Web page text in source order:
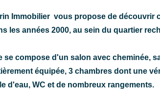
Immobilier vous propose de découvrir
les années 2000, au sein du quartier
se compose d'un salon avec cheminée,
équipée, 3 chambres dont une
d'eau, WC et de nombreux rangements.